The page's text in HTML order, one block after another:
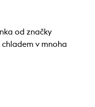
od značky
v mnoha